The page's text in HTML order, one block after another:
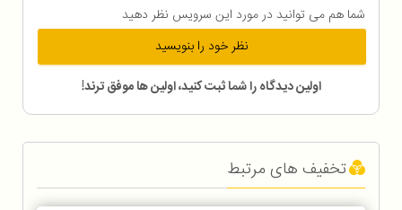
شما هم می توانید در مورد این سرویس نظر دهید
نظر خود را بنویسید
اولین دیدگاه را شما ثبت کنید، اولین ها موفق ترند!
تخفیف های مرتبط